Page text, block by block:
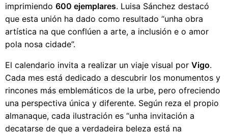
imprimiendo 600 ejemplares. Luisa Sánchez destacó
que esta unión ha dado como resultado “unha obra
artística na que conflúen a arte, a inclusión e o amor
pola nosa cidade”.
El calendario invita a realizar un viaje visual por Vigo.
Cada mes está dedicado a descubrir los monumentos y
rincones más emblemáticos de la urbe, pero ofreciendo
una perspectiva única y diferente. Según reza el propio
almanaque, cada ilustración es “unha invitación a
decatarse de que a verdadeira beleza está na